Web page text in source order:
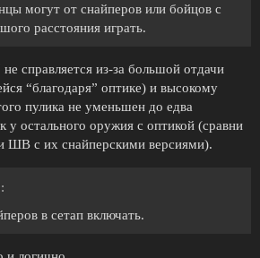
могут от снайперов или бойцов с
расстояния играть.
справляется из-за большой отдачи
“благодаря” оптике) и высокому
пулика не уменьшен до едва
у остального оружия с оптикой (сравни
ШВ с их снайперскими версиями).
в сетап включать.